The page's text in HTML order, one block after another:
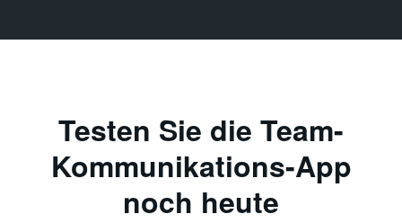
Testen Sie die Team-
Kommunikations-App
noch heute